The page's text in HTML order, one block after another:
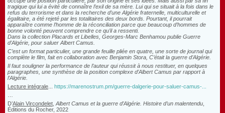
tragique qui lui a évité de connaître l’exil de sa mère. Lui qui se situait à la fois dans le
refus du terrorisme et dans la recherche d’une Algérie fraternelle, multiculturelle et
égalitaire, a été rejeté par les totalitaires des deux bords. Pourtant, il pourrait
apparaître comme l’homme de la réconciliation parce que beaucoup d’hommes de
bonne volonté peuvent comprendre ce qu’il a ressenti.
Dans la collection Placards et Libelles, Georges-Marc Benhamou publie Guerre
d’Algérie, pour saluer Albert Camus.
C’est un format particulier, une grande feuille pliée en quatre, une sorte de journal qui
complète le film, fait en collaboration avec Benjamin Stora, C’était la guerre d’Algérie.
Il faut souligner la performance de l’auteur qui réussit à nous restituer, en quelques
paragraphes, une synthèse de la position complexe d’Albert Camus par rapport à
l’Algérie.
Lecture intégrale
https://marenostrum.pm/guerre-dalgerie-pour-saluer-camus-...
D’Alain Vircondelet, Albert Camus et la guerre d’Algérie. Histoire d’un malentendu
Éditions du Rocher, 2022